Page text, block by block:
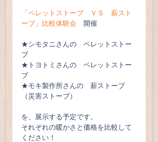
「ペレットストーブ　ＶＳ　薪スト
ーブ」比較体験会 開催
★シモタニさんの　ペレットストー
ブ
★トヨトミさんの　ペレットストー
ブ
★モキ製作所さんの　薪ストーブ
（災害ストーブ）
を、展示する予定です。
それぞれの暖かさと価格を比較して
ください！